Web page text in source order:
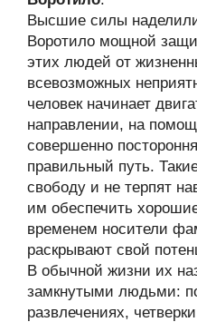
Высшие силы
Воротило мощной
этих людей от
всевозможных
человек начинает
направлении, на
совершенно
правильный путь.
свободу и не терпят
им обеспечить
временем носители
раскрывают свой
В обычной жизни их
замкнутыми людьми:
развлечениях,